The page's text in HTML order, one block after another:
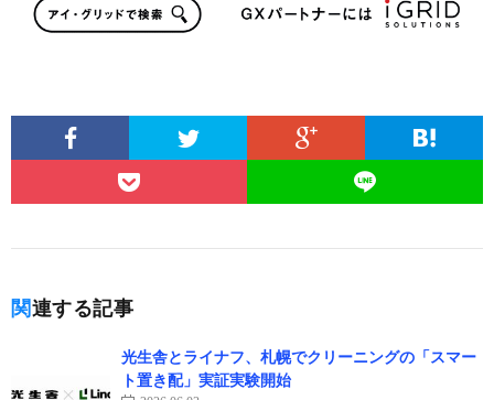
関連する記事
光生舎とライナフ、札幌でクリーニングの「スマー
ト置き配」実証実験開始